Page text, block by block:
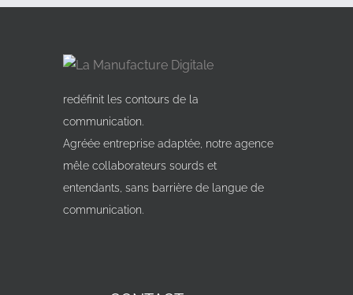
redéfinit les contours de la
communication.
Agréée entreprise adaptée, notre agence
mêle collaborateurs sourds et
entendants, sans barrière de langue de
communication.